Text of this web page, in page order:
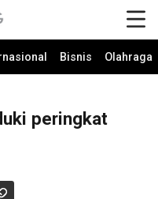
Bisnis Olahraga
peringkat